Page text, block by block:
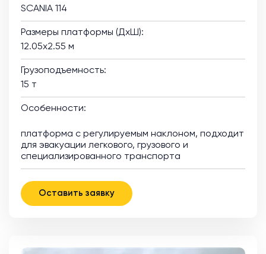
SCANIA 114
Размеры платформы (ДхШ):
12.05х2.55 м
Грузоподъемность:
15 т
Особенности:
платформа с регулируемым наклоном, подходит
для эвакуации легкового, грузового и
специализированного транспорта
Оставить заявку